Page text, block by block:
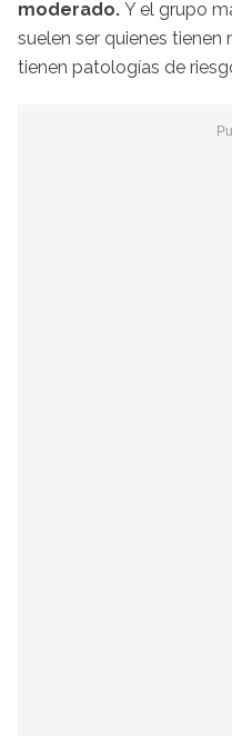
moderado. Y el grupo
suelen ser quienes
tienen patologías de